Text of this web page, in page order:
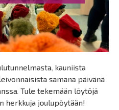
kauniista
samana päivänä
Tule tekemään löytöjä
herkkuja joulupöytään!